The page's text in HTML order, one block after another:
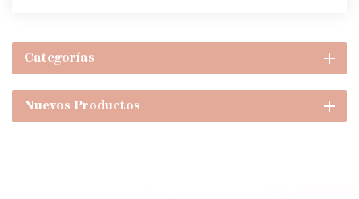
Categorías
Nuevos Productos